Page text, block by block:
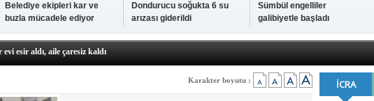
Belediye ekipleri kar ve
buzla mücadele ediyor
Dondurucu soğukta 6 su
arızası giderildi
Sümbül engelliler
galibiyetle başladı
evi esir aldı, aile çaresiz kaldı
Başsavcısı Ufuk Turan görevine başladı
Gençlerimiz için geleceğe yatırım yapıyoruz
Karakter boyutu :